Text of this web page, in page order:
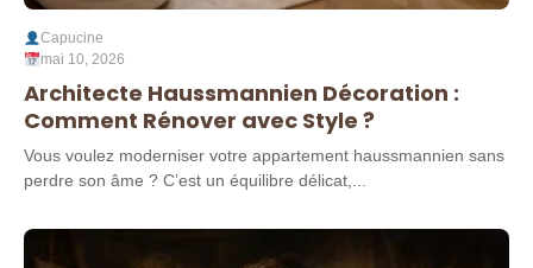
Capucine
mai 10, 2026
Architecte Haussmannien Décoration :
Comment Rénover avec Style ?
Vous voulez moderniser votre appartement haussmannien sans
perdre son âme ? C’est un équilibre délicat,...